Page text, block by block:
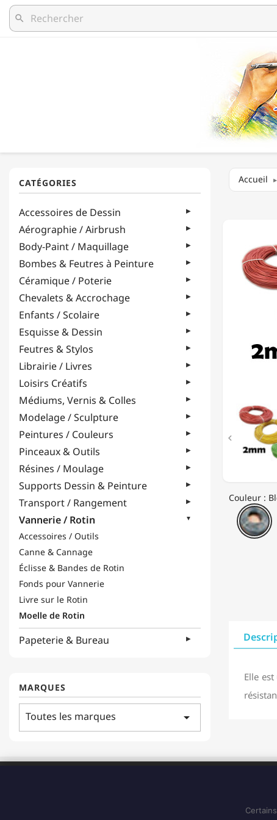
search
Accessoires de Dessin
Aérographie / Airbrush
Body-Paint / Maquillage
Bombes & Feutres à Peinture
Céramique / Poterie
Chevalets & Accrochage
Enfants / Scolaire
Esquisse & Dessin
Feutres & Stylos
Librairie / Livres
Loisirs Créatifs
Médiums, Vernis & Colles
Modelage / Sculpture
Peintures / Couleurs
Pinceaux & Outils
Résines / Moulage
Supports Dessin & Peinture
Transport / Rangement
Vannerie / Rotin
Accessoires / Outils
Canne & Cannage
Éclisse & Bandes de Rotin
Fonds pour Vannerie
Livre sur le Rotin
Moelle de Rotin
Papeterie & Bureau
MARQUES
Toutes les marques arrow_drop_down
Accueil

Couleur :
Elle